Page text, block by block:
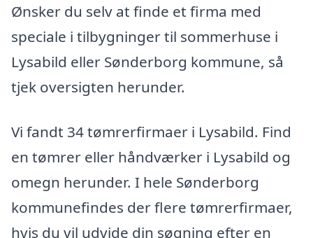
Ønsker du selv at finde et firma med
speciale i tilbygninger til sommerhuse i
Lysabild eller Sønderborg kommune, så
tjek oversigten herunder.
Vi fandt 34 tømrerfirmaer i Lysabild. Find
en tømrer eller håndværker i Lysabild og
omegn herunder. I hele Sønderborg
kommunefindes der flere tømrerfirmaer,
hvis du vil udvide din søgning efter en